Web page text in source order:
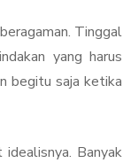
Tinggal
yang harus
begitu saja ketika
Banyak